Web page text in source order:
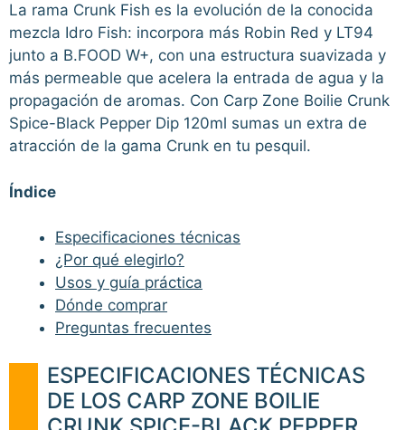
La rama Crunk Fish es la evolución de la conocida
mezcla Idro Fish: incorpora más Robin Red y LT94
junto a B.FOOD W+, con una estructura suavizada y
más permeable que acelera la entrada de agua y la
propagación de aromas. Con Carp Zone Boilie Crunk
Spice-Black Pepper Dip 120ml sumas un extra de
atracción de la gama Crunk en tu pesquil.
Índice
Especificaciones técnicas
¿Por qué elegirlo?
Usos y guía práctica
Dónde comprar
Preguntas frecuentes
ESPECIFICACIONES TÉCNICAS
DE LOS CARP ZONE BOILIE